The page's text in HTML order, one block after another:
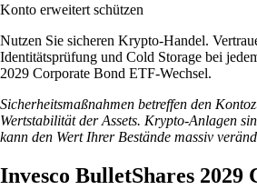
Konto erweitert schützen
Nutzen Sie sicheren Krypto-Handel.
Identitätsprüfung und Cold Storage bei
2029 Corporate Bond ETF-Wechsel.
Sicherheitsmaßnahmen betreffen den
Wertstabilität der Assets. Krypto-Anlagen
kann den Wert Ihrer Bestände massiv
Invesco BulletShares 2029